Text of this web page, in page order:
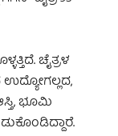
ಚೈತ್ರಳ
ಉದ್ಯೋಗಲ್ಲದ,
ಭೂಮಿ